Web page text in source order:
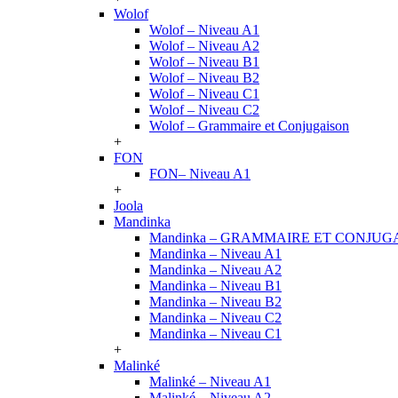
Wolof
Wolof – Niveau A1
Wolof – Niveau A2
Wolof – Niveau B1
Wolof – Niveau B2
Wolof – Niveau C1
Wolof – Niveau C2
Wolof – Grammaire et Conjugaison
+
FON
FON– Niveau A1
+
Joola
Mandinka
Mandinka – GRAMMAIRE ET
Mandinka – Niveau A1
Mandinka – Niveau A2
Mandinka – Niveau B1
Mandinka – Niveau B2
Mandinka – Niveau C2
Mandinka – Niveau C1
+
Malinké
Malinké – Niveau A1